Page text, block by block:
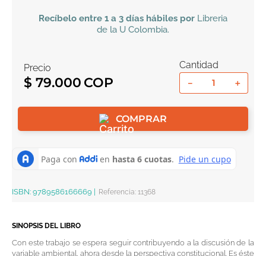
Recíbelo entre 1 a 3 días hábiles por Libreria
de la U Colombia.
Precio
$ 79.000
Cantidad
＋
－
COMPRAR
ISBN: 9789586166669 Referencia: 11368
SINOPSIS DEL LIBRO
Con este trabajo se espera seguir contribuyendo a la discusión de la
variable ambiental, ahora desde la perspectiva constitucional. Es éste